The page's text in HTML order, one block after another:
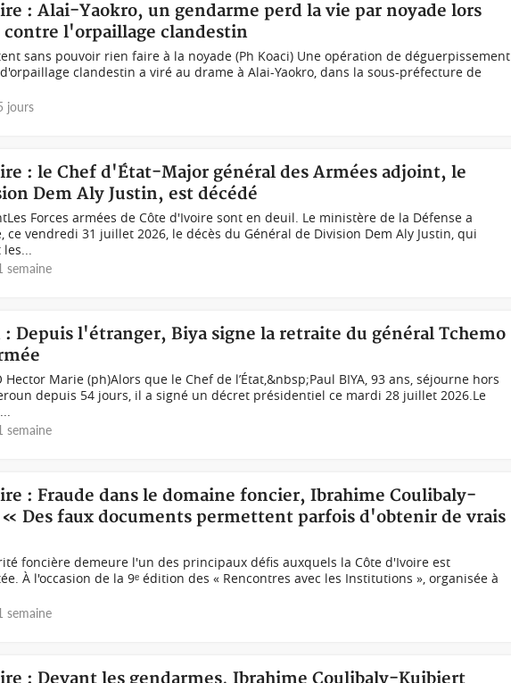
: Alai-Yaokro, un gendarme perd la vie par noyade lors
l'orpaillage clandestin
sans pouvoir rien faire à la noyade (Ph Koaci) Une opération de déguerpissement
clandestin a viré au drame à Alai-Yaokro, dans la sous-préfecture de
jours
: le Chef d'État-Major général des Armées adjoint, le
Dem Aly Justin, est décédé
Forces armées de Côte d'Ivoire sont en deuil. Le ministère de la Défense a
ce vendredi 31 juillet 2026, le décès du Général de Division Dem Aly Justin, qui
semaine
: Depuis l'étranger, Biya signe la retraite du général Tchemo
Hector Marie (ph)Alors que le Chef de l’État,&nbsp;Paul BIYA, 93 ans, séjourne hors
depuis 54 jours, il a signé un décret présidentiel ce mardi 28 juillet 2026.Le
semaine
: Fraude dans le domaine foncier, Ibrahime Coulibaly-
Des faux documents permettent parfois d'obtenir de vrais
foncière demeure l'un des principaux défis auxquels la Côte d'Ivoire est
À l'occasion de la 9ᵉ édition des « Rencontres avec les Institutions », organisée à
semaine